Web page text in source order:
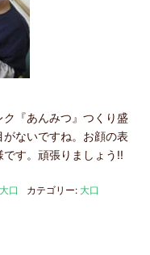
『あんみつ』つくり盛
ないですね。お顔の表
す。頑張りましょう!!
口 カテゴリー: 大口